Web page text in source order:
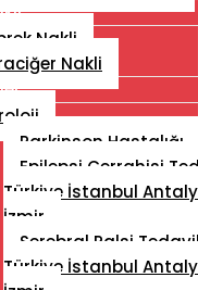
Nakli
Nakli
Parkinson Hastalığı
Epilepsi Cerrahisi
Türkiye İstanbul
İzmir
Serebral Palsi
Türkiye İstanbul